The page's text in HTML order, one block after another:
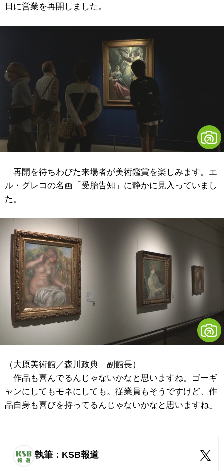
日に営業を再開しました。
再開を待ちわびた来場者が美術鑑賞を楽しみます。エ
ル・グレコの名画「受胎告知」に静かに見入っていまし
た。
（大原美術館／森川政典 副館長）
「作品も喜んでるんじゃないかなと思いますね。ゴーギ
ャンにしてもモネにしても。従業員もそうですけど、作
品自身も喜びを持ってるんじゃないかなと思いますね」
執筆：KSB報道